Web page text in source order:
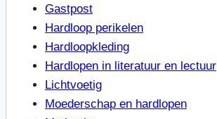
Gastpost
Hardloop perikelen
Hardloopkleding
Hardlopen in literatuur en lectuur
Lichtvoetig
Moederschap en hardlopen